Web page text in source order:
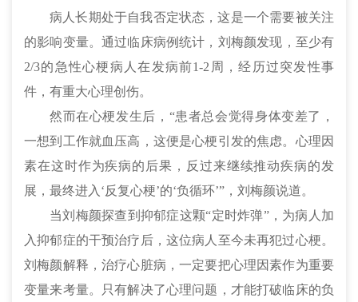
病人长期处于自我否定状态，这是一个需要被关注
的影响变量。通过临床病例统计，刘 梅颜发现，至少有
2/3的急性心梗病人在发病前1-2周，经历过突发性事
件，有重大心理创伤。
然而在心梗发生后，“患者总会觉得身体变差了，
一想到工作就血压高，这便是心梗引发的焦虑。心理因
素在这时作为疾病的后果，反过来继续推动疾病的发
展，最终进入‘反复心梗’的‘负循环’”，刘 梅颜说道。
当刘梅颜探查到抑郁症这颗“定时炸弹”，为病人加
入抑郁症的干预治疗后，这位病人至今未再犯过心梗。
刘梅颜解释，治疗心脏病，一定要把心理因素作为重要
变量来考量。只有解决了心理问题，才能打破临床的负